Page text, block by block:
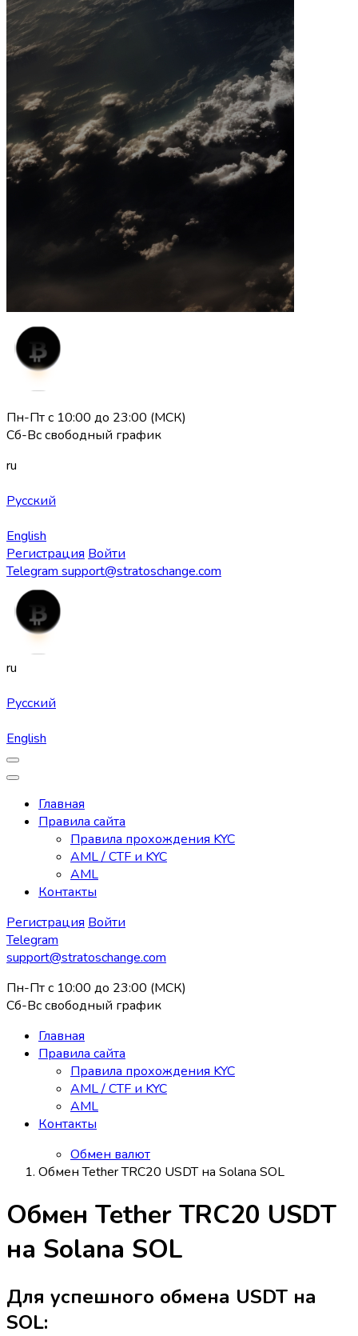
Пн-Пт с 10:00 до 23:00 (МСК)
Сб-Вс свободный график
ru
Русский
English
Регистрация Войти
Telegram support@stratoschange.com
ru
Русский
English
Главная
Правила сайта
Правила прохождения KYC
AML / CTF и KYC
AML
Контакты
Регистрация Войти
Telegram
support@stratoschange.com
Пн-Пт с 10:00 до 23:00 (МСК)
Сб-Вс свободный график
Главная
Правила сайта
Правила прохождения KYC
AML / CTF и KYC
AML
Контакты
Обмен валют
Обмен Tether TRC20 USDT на Solana SOL
Обмен Tether TRC20 USDT
на Solana SOL
Для успешного обмена USDT на
SOL: